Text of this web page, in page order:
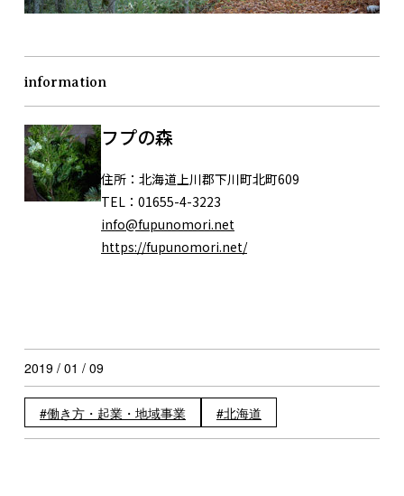
information
フプの森
住所： 北海道上川郡下川町北町609
TEL： 01655-4-3223
info@fupunomori.net
https://fupunomori.net/
2019 / 01 / 09
働き方・起業・地域事業 北海道